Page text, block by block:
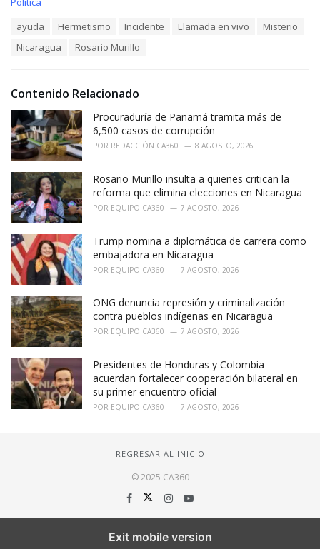
i
:
ayuda Hermetismo Incidente Llamada en vivo
Misterio
Nicaragua
Rosario Murillo
Contenido Relacionado
Procuraduría de Panamá tramita más de
6,500 casos de corrupción
POR REDACCIÓN CA360 8 AGOSTO, 2026
Rosario Murillo insulta a quienes critican la
reforma que elimina elecciones en Nicaragua
POR EQUIPO CA360 7 AGOSTO, 2026
Trump nomina a diplomática de carrera como
embajadora en Nicaragua
POR EQUIPO CA360 7 AGOSTO, 2026
ONG denuncia represión y criminalización
contra pueblos indígenas en Nicaragua
POR EQUIPO CA360 7 AGOSTO, 2026
Presidentes de Honduras y Colombia
acuerdan fortalecer cooperación bilateral en
su primer encuentro oficial
POR EQUIPO CA360 7 AGOSTO, 2026
REGRESAR AL INICIO
© 2025 CA360
Exit mobile version